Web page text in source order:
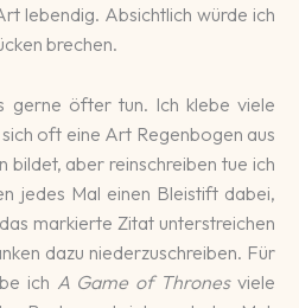
lebendig. Absichtlich würde ich
brechen.
gerne öfter tun. Ich klebe viele
oft eine Art Regenbogen aus
bildet, aber reinschreiben tue ich
jedes Mal einen Bleistift dabei,
markierte Zitat unterstreichen
dazu niederzuschreiben. Für
ich A Game of Thronesviele